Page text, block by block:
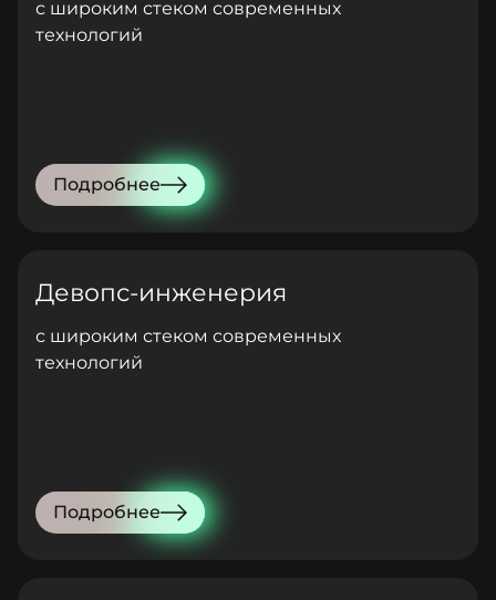
с широким стеком современных
технологий
Подробнее
Девопс-инженерия
с широким стеком современных
технологий
Подробнее